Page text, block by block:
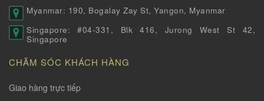
Myanmar: 190, Bogalay Zay St, Yangon, Myanmar
Singapore: #04-331, Blk 416, Jurong West St 42,
Singapore
CHĂM SÓC KHÁCH HÀNG
Giao hàng trực tiếp